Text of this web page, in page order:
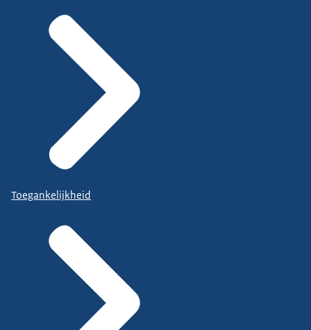
Toegankelijkheid